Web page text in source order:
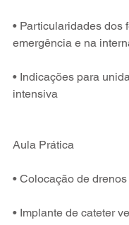
• Particularidades dos
emergência e na
• Indicações para
intensiva
Aula Prática
• Colocação de
• Implante de cateter